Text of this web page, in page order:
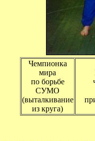
Чемпионка
мира
по борьбе
СУМО
(выталкивание
из круга)